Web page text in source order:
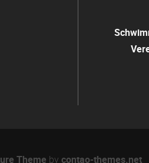
Theme by contao-themes.net